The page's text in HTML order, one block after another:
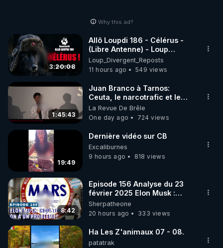
Why this ad?
3:20:08
Allô Loupdi 186 - Célérus -
(Libre Antenne) - Loup
Divergent 2026.08.06
Loup_Divergent_Reposts
11 hours ago
549 views
1:45:43
Juan Branco à Tarnos:
Ceuta, le narcotrafic et le
pouvoir en France
La Revue De Brêle
One day ago
724 views
19:49
Dernière vidéo sur CB
Excaliburnes
9 hours ago
818 views
8:42
Episode 156 Analyse du 23
février 2025 Elon Musk :
Houston , on a un problème !
Sherpatheone
20 hours ago
333 views
Ha Les Z'animaux 07 - 08.
patatrak